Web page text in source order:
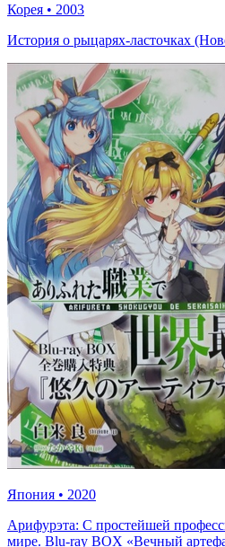
Корея • 2003
История о рыцарях-ласточках
Япония • 2020
Арифурэта: С простейшей
мире. Blu-ray BOX «Вечный